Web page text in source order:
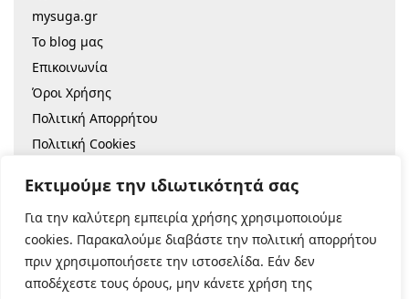
Εκτιμούμε την ιδιωτικότητά σας
Για την καλύτερη εμπειρία χρήσης χρησιμοποιούμε
cookies. Παρακαλούμε διαβάστε την πολιτική απορρήτου
πριν χρησιμοποιήσετε την ιστοσελίδα. Εάν δεν
αποδέχεστε τους όρους, μην κάνετε χρήση της
mysuga.gr
Το blog μας
Επικοινωνία
Όροι Χρήσης
Πολιτική Απορρήτου
Πολιτική Cookies
© 2022 |Κατασκευή Eshop
Ασφαλείς Πληρωμές: